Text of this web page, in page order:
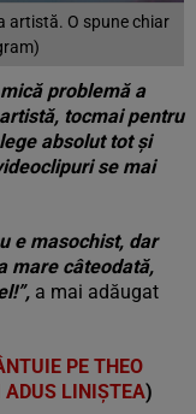
artistă. O spune chiar
problemă a
tocmai pentru
absolut tot și
se mai
e masochist, dar
mare câteodată,
a mai adăugat
PE THEO
ADUS LINIȘTEA)